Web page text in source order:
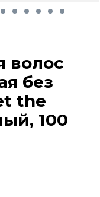
волос
без
the
100